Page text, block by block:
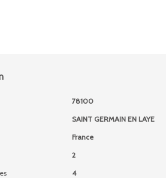
78100
SAINT GERMAIN EN LAYE
France
2
4